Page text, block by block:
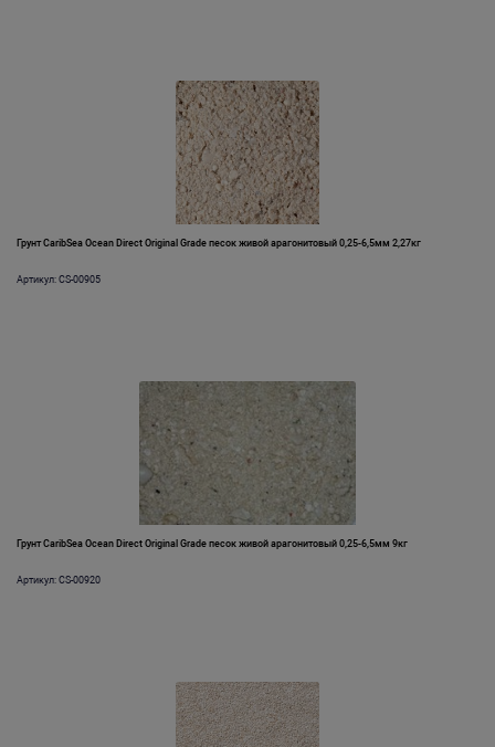
Грунт CaribSea Ocean Direct Original Grade песок живой арагонитовый 0,25-6,5мм 2,27кг
Артикул: CS-00905
Грунт CaribSea Ocean Direct Original Grade песок живой арагонитовый 0,25-6,5мм 9кг
Артикул: CS-00920